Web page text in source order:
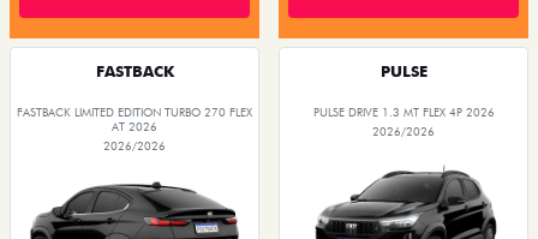
FASTBACK
FASTBACK LIMITED EDITION TURBO 270 FLEX
AT 2026
2026/2026
PULSE
PULSE DRIVE 1.3 MT FLEX 4P 2026
2026/2026